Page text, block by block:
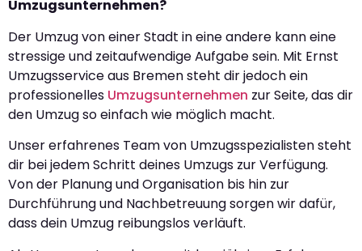
Umzugsunternehmen?
Der Umzug von einer Stadt in eine andere kann eine
stressige und zeitaufwendige Aufgabe sein. Mit Ernst
Umzugsservice aus Bremen steht dir jedoch ein
professionelles Umzugsunternehmen zur Seite, das dir
den Umzug so einfach wie möglich macht.
Unser erfahrenes Team von Umzugsspezialisten steht
dir bei jedem Schritt deines Umzugs zur Verfügung.
Von der Planung und Organisation bis hin zur
Durchführung und Nachbetreuung sorgen wir dafür,
dass dein Umzug reibungslos verläuft.